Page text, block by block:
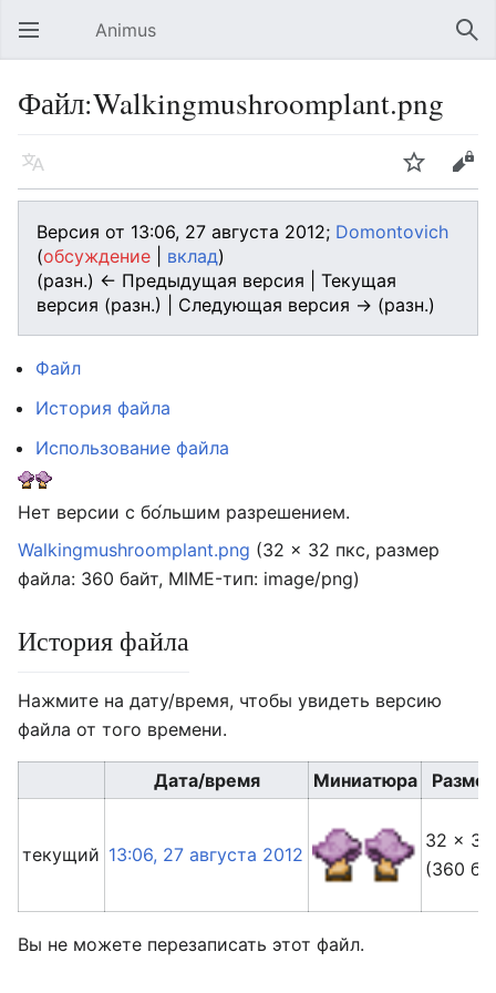
Открыть главное меню Animus
Файл:Walkingmushroomplant.png
Язык Следить
Версия от 13:06, 27 августа 2012; Domontovich
(обсуждение вклад)
(разн.) ← Предыдущая версия | Текущая
версия (разн.) | Следующая версия → (разн.)
Файл
История файла
Использование файла
Нет версии с бо́льшим разрешением.
Walkingmushroomplant.png (32 × 32 пкс, размер
файла: 360 байт, MIME-тип: image/png)
История файла
Нажмите на дату/время, чтобы увидеть версию
файла от того времени.
Дата/время Миниатюра
текущий 13:06, 27 августа 2012
32 × 32
(360
Вы не можете перезаписать этот файл.